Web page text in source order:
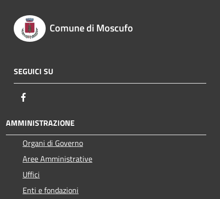
Comune di Moscufo
SEGUICI SU
AMMINISTRAZIONE
Organi di Governo
Aree Amministrative
Uffici
Enti e fondazioni